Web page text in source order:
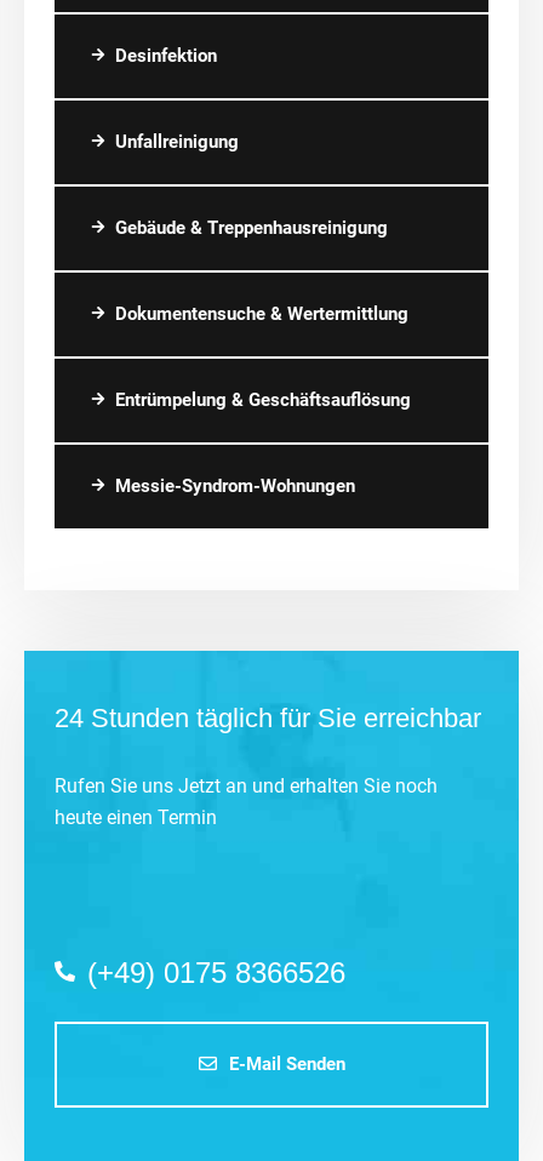
Desinfektion
Unfallreinigung
Gebäude & Treppenhausreinigung
Dokumentensuche & Wertermittlung
Entrümpelung & Geschäftsauflösung
Messie-Syndrom-Wohnungen
24 Stunden täglich für Sie erreichbar
Rufen Sie uns Jetzt an und erhalten Sie noch
heute einen Termin
(+49) 0175 8366526
E-Mail Senden